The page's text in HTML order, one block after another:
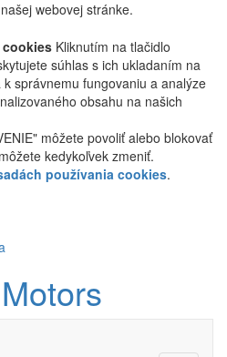
webovej stránke.
Kliknutím na tlačidlo
súhlas s ich ukladaním na
správnemu fungovaniu a analýze
obsahu na našich
môžete povoliť alebo blokovať
kedykoľvek zmeniť.
používania cookies.